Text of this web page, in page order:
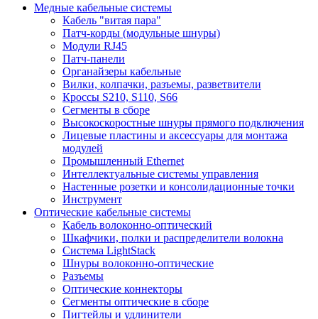
Медные кабельные системы
Кабель "витая пара"
Патч-корды (модульные шнуры)
Модули RJ45
Патч-панели
Органайзеры кабельные
Вилки, колпачки, разъемы, разветвители
Кроссы S210, S110, S66
Сегменты в сборе
Высокоскоростные шнуры прямого подключения
Лицевые пластины и аксессуары для монтажа
модулей
Промышленный Ethernet
Интеллектуальные системы управления
Настенные розетки и консолидационные точки
Инструмент
Оптические кабельные системы
Кабель волоконно-оптический
Шкафчики, полки и распределители волокна
Система LightStack
Шнуры волоконно-оптические
Разъемы
Оптические коннекторы
Сегменты оптические в сборе
Пигтейлы и удлинители